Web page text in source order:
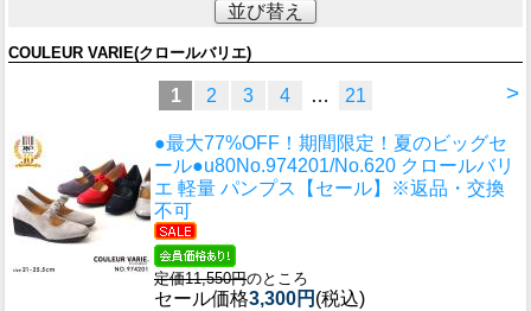
並び替え
COULEUR VARIE(クロールバリエ)
>
1 2 3 4 … 21
●最大77%OFF！期間限定！夏のビッグセ
ール●u80No.974201/No.620 クロールバリ
エ 軽量 パンプス【セール】※返品・交換
不可
定価11,550円のところ
セール価格3,300円 (税込)